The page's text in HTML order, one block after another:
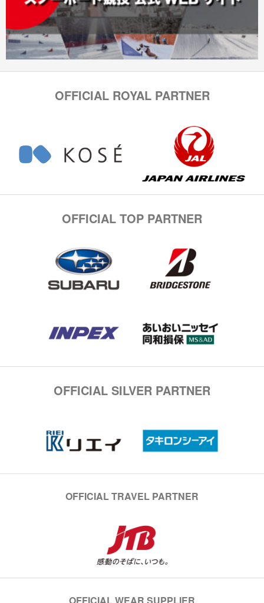
OFFICIAL ROYAL PARTNER
OFFICIAL TOP PARTNER
OFFICIAL SILVER PARTNER
OFFICIAL TRAVEL PARTNER